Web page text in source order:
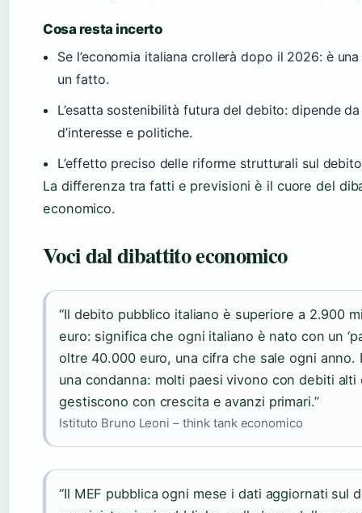
Cosa resta incerto
Se l’economia italiana crollerà dopo il 2026: è
un fatto.
L’esatta sostenibilità futura del debito: dipende
d’interesse e politiche.
L’effetto preciso delle riforme strutturali sul
La differenza tra fatti e previsioni è il cuore del
economico.
Voci dal dibattito economico
“Il debito pubblico italiano è superiore a 2.900
euro: significa che ogni italiano è nato con un
oltre 40.000 euro, una cifra che sale ogni anno.
una condanna: molti paesi vivono con debiti alti
gestiscono con crescita e avanzi primari.”
Istituto Bruno Leoni – think tank economico
“Il MEF pubblica ogni mese i dati aggiornati sul